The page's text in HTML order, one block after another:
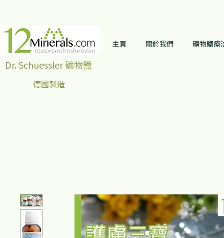
主頁 關於我們 礦物鹽療
Dr. Schuessler 礦物鹽
德國製造